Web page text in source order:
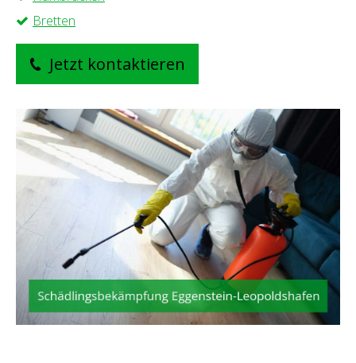
Bretten
Jetzt kontaktieren